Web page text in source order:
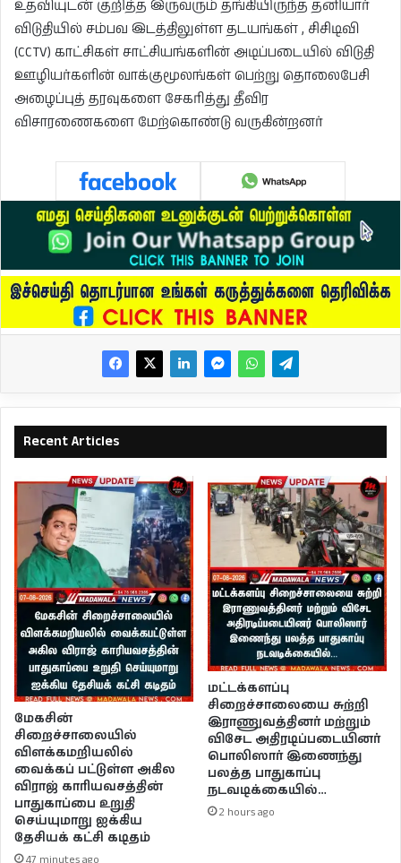
உதவியுடன் குறித்த இருவரும் தங்கியிருந்த தனியார்
விடுதியில் சம்பவ இடத்திலுள்ள தடயங்கள் , சிசிடிவி
(CCTV) காட்சிகள் சாட்சியங்களின் அடிப்படையில் விடுதி
ஊழியர்களின் வாக்குமூலங்கள் பெற்று தொலைபேசி
அழைப்புத் தரவுகளை சேகரித்து தீவிர
விசாரணைகளை மேற்கொண்டு வருகின்றனர்
Recent Articles
மேகசின்
சிறைச்சாலையில்
விளக்கமறியலில்
வைக்கப் பட்டுள்ள அகில
விராஜ் காரியவசத்தின்
பாதுகாப்பை உறுதி
செய்யுமாறு ஐக்கிய
தேசியக் கட்சி கடிதம்
மட்டக்களப்பு
சிறைச்சாலையை சுற்றி
இராணுவத்தினர் மற்றும்
விசேட அதிரடிப்படையினர்
பொலிஸார் இணைந்து
பலத்த பாதுகாப்பு
நடவடிக்கையில்…
2 hours ago